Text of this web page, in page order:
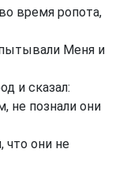
время ропота,
Меня и
и сказал:
не познали они
что они не